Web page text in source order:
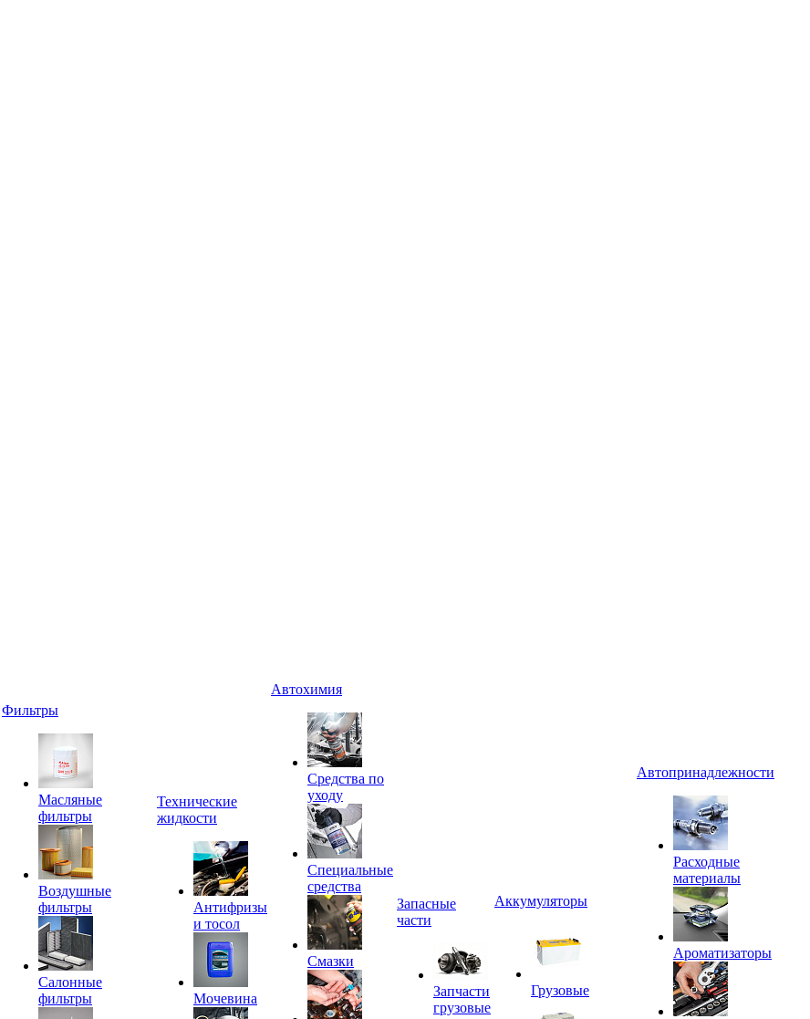
Фильтры
Масляные
фильтры
Воздушные
фильтры
Салонные
фильтры
Технические
жидкости
Антифризы
и тосол
Мочевина
Автохимия
Средства по
уходу
Специальные
средства
Смазки
Запасные
части
Запчасти
грузовые
Аккумуляторы
Грузовые
Автопринадлежности
Расходные
материалы
Ароматизаторы